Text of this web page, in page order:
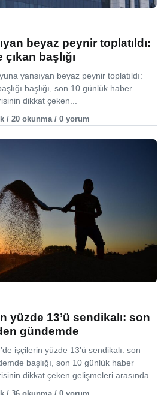
beyaz peynir toplatıldı:
başlığı
yansıyan beyaz peynir toplatıldı:
başlığı, son 10 günlük haber
dikkat çeken...
/ 20 okunma / 0 yorum
yüzde 13’ü sendikalı: son
gündemde
işçilerin yüzde 13’ü sendikalı: son
başlığı, son 10 günlük haber
dikkat çeken gelişmeleri arasında...